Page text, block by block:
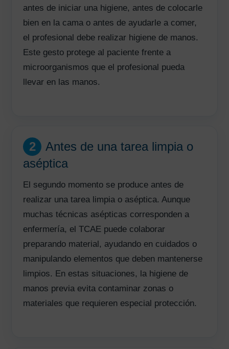
antes de iniciar una higiene, antes de colocarle
bien en la cama o antes de ayudarle a comer,
el profesional debe realizar higiene de manos.
Este gesto protege al paciente frente a
microorganismos que el profesional pueda
llevar en las manos.
2
Antes de una tarea limpia o
aséptica
El segundo momento se produce antes de
realizar una tarea limpia o aséptica. Aunque
muchas técnicas asépticas corresponden a
enfermería, el TCAE puede colaborar
preparando material, ayudando en cuidados o
manipulando elementos que deben mantenerse
limpios. En estas situaciones, la higiene de
manos previa evita contaminar zonas o
materiales que requieren especial protección.